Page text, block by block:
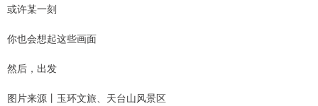
或许某一刻
你也会想起这些画面
然后，出发
图片来源丨玉环文旅、天台山风景区